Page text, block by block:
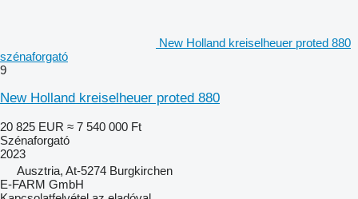
New Holland kreiselheuer proted 880
szénaforgató
9
New Holland kreiselheuer proted 880
20 825 EUR ≈ 7 540 000 Ft
Szénaforgató
2023
Ausztria, At-5274 Burgkirchen
E-FARM GmbH